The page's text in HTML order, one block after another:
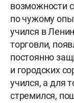
возможности
по чужому
учился в
торговли,
постоянно
и городских
учился, а для
стремился,